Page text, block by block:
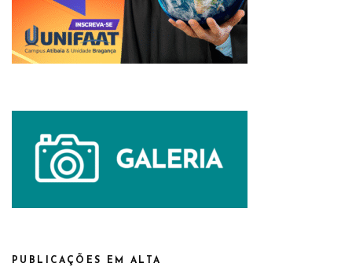
PUBLICAÇÕES EM ALTA